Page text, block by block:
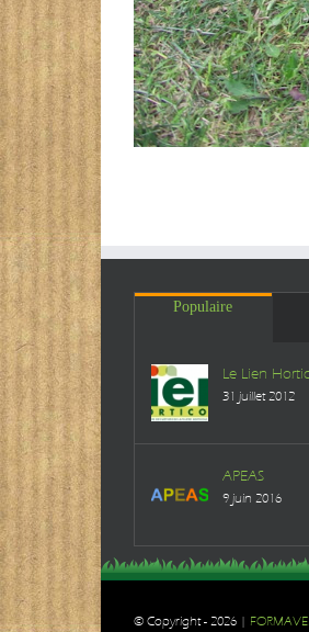
Populaire
Le Lien
31 juillet 2012
APEAS
9 juin 2016
© Copyright -2026 |